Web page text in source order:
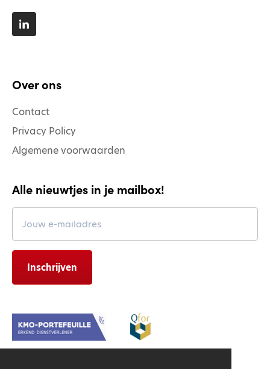
Over ons
Contact
Privacy Policy
Algemene voorwaarden
Alle nieuwtjes in je mailbox!
this
field
Inschrijven